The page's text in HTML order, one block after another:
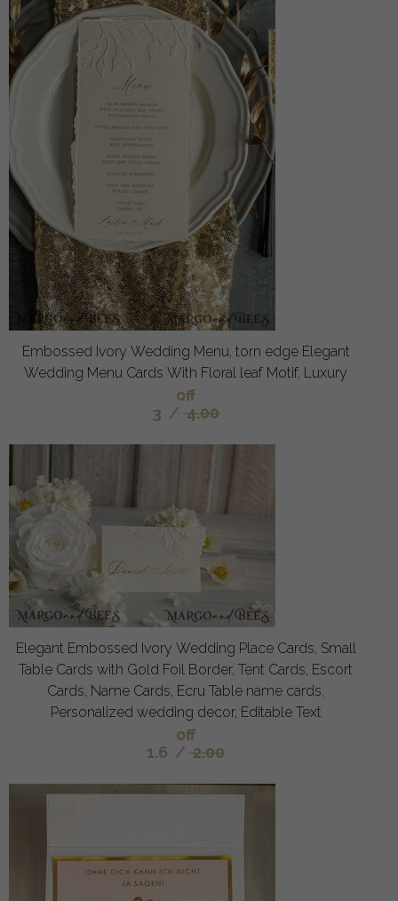
Embossed Ivory Wedding Menu, torn edge Elegant
Wedding Menu Cards With Floral leaf Motif, Luxury
off
3 / 4.00
Elegant Embossed Ivory Wedding Place Cards, Small
Table Cards with Gold Foil Border, Tent Cards, Escort
Cards, Name Cards, Ecru Table name cards,
Personalized wedding decor, Editable Text
off
1.6 / 2.00